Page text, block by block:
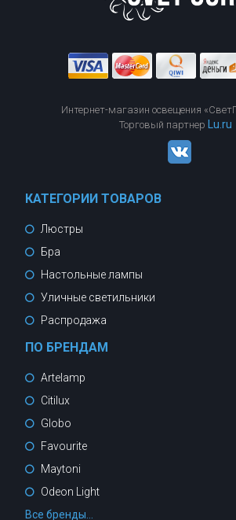
Интернет-магазин освещения
Торговый партнер Lu.ru
КАТЕГОРИИ ТОВАРОВ
Люстры
Бра
Настольные лампы
Уличные светильники
Распродажа
ПО БРЕНДАМ
Artelamp
Citilux
Globo
Favourite
Maytoni
Odeon Light
Все бренды...